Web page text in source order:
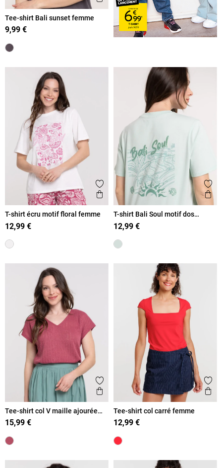
Tee-shirt Bali sunset femme
9,99 €
Ajouter aux favoris
Aperçu rapide
T-shirt écru motif floral femme
12,99 €
T-shirt Bali Soul motif dos
femme
12,99 €
Ajouter aux favoris
Aperçu rapide
Tee-shirt col V maille ajourée
femme
15,99 €
Tee-shirt col carré femme
12,99 €